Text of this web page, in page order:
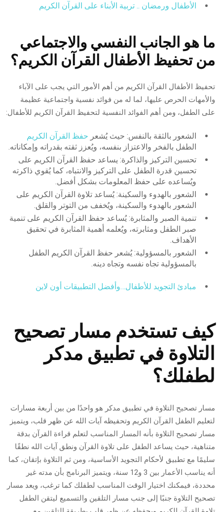
الأطفال ورمضان .. تربية الأبناء على القرآن الكريم
ما هو الجانب النفسي والاجتماعي
من تحفيظ الأطفال القرآن الكريم؟
تحفيظ الأطفال القرآن الكريم من أهم الأمور التي يجب على الآباء
والأمهات الحرص عليها، لما له من فوائد نفسية واجتماعية عظيمة
على الطفل، ومن أهم الفوائد النفسية لتحفيظ القرآن الكريم للأطفال:
الشعور بالثقة بالنفس: حيث يُشعر حفظ القرآن الكريم
الطفل بالفخر والاعتزاز بنفسه، ويُعزز ثقته بقدراته وإمكاناته.
تحسين التركيز والذاكرة: يساعد حفظ القرآن الكريم على
تحسين قدرة الطفل على التركيز والانتباه، كما يُقوي ذاكرته
ويُساعده على حفظ المعلومات بشكل أفضل.
الشعور بالهدوء والسكينة: يُساعد تلاوة القرآن الكريم على
الشعور بالهدوء والسكينة، ويُخفف من التوتر والقلق.
تنمية الصبر والمثابرة: يُساعد حفظ القرآن الكريم على تنمية
صبر الطفل ومثابرته، ويُعلمه أهمية المثابرة في تحقيق
الأهداف.
الشعور بالمسؤولية: يُشعر حفظ القرآن الكريم الطفل
بالمسؤولية تجاه نفسه وتجاه دينه.
مبادئ التجويد للأطفال…وأفضل التطبيقات أون لاين
كيف تستخدم مسار تصحيح
التلاوة في تطبيق مدكر
لطفلك؟
مسار تصحيح التلاوة في تطبيق مدكر هو واحدًا من بين أربعة مسارات
لتعليم الطفل القرآن الكريم وتحفيظه آيات الله عن ظهر قلب، ويتميز
مسار تصحيح التلاوة بأنه المسار المناسب لتعلم قراءة القرآن بدقة
متناهية، حيث يساعد الطفل على تلاوة القرآن ونطق آيات الله نطقًا
سليمًا مع تطبيق لأحكام التجويد الأساسية، ومن ثم التلاوة بإتقان، كما
أنه يناسب الأعمار بين 3 و12 سنة، ويتميز البرنامج بأن مدته غير
محددة، فيمكنك اختيار الوقت المناسب لطفلك كما ترغب، ويعد مسار
تصحيح التلاوة جنبًا إلى جنب مسار التلقين والتسميع ليتقن الطفل